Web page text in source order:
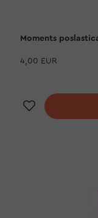
Moments
4,00 EUR
Dodaj